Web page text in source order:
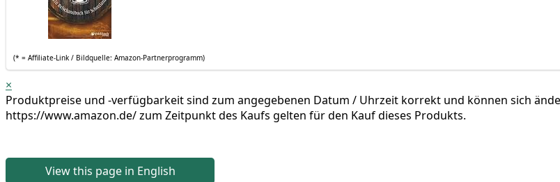
(* = Affi­lia­te-Link / Bild­quel­le: Amazon-Partnerprogramm)
×
Pro­dukt­prei­se und ‑ver­füg­bar­keit sind zum ange­ge­be­nen Datum / Uhr­zeit kor­rekt und kön­nen sich
https://www.amazon.de/ zum Zeit­punkt des Kaufs gel­ten für den Kauf die­ses Produkts.
View this page in English